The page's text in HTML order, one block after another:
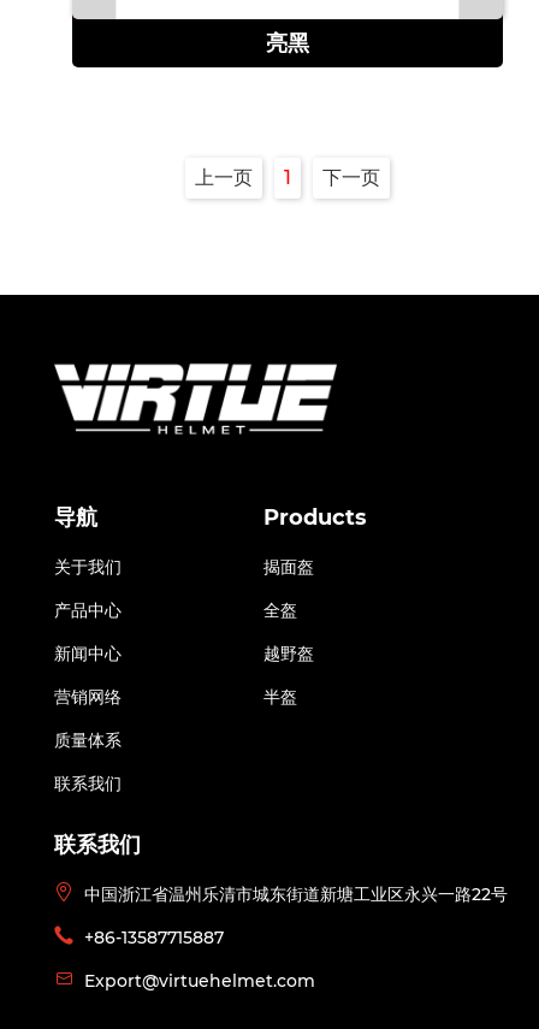
亮黑
上一页 1 下一页
导航
关于我们
产品中心
新闻中心
营销网络
质量体系
联系我们
Products
揭面盔
全盔
越野盔
半盔
联系我们
中国浙江省温州乐清市城东街道新塘工业区永兴一路22号
+86-13587715887
Export@virtuehelmet.com